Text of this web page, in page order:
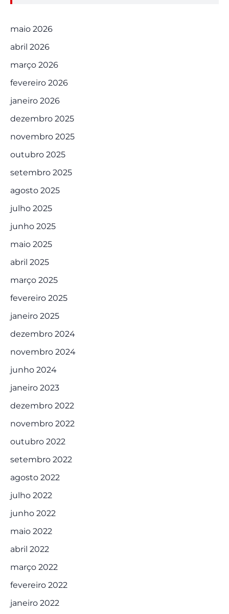
maio 2026
abril 2026
março 2026
fevereiro 2026
janeiro 2026
dezembro 2025
novembro 2025
outubro 2025
setembro 2025
agosto 2025
julho 2025
junho 2025
maio 2025
abril 2025
março 2025
fevereiro 2025
janeiro 2025
dezembro 2024
novembro 2024
junho 2024
janeiro 2023
dezembro 2022
novembro 2022
outubro 2022
setembro 2022
agosto 2022
julho 2022
junho 2022
maio 2022
abril 2022
março 2022
fevereiro 2022
janeiro 2022